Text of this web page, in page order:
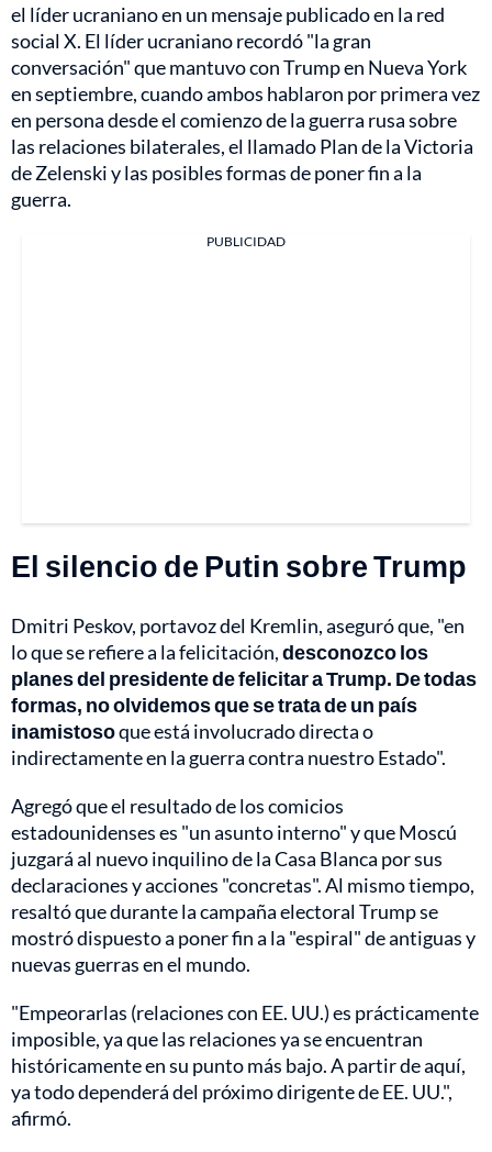
el líder ucraniano en un mensaje publicado en la red
social X. El líder ucraniano recordó "la gran
conversación" que mantuvo con Trump en Nueva York
en septiembre, cuando ambos hablaron por primera vez
en persona desde el comienzo de la guerra rusa sobre
las relaciones bilaterales, el llamado Plan de la Victoria
de Zelenski y las posibles formas de poner fin a la
guerra.
PUBLICIDAD
El silencio de Putin sobre Trump
Dmitri Peskov, portavoz del Kremlin, aseguró que, "en
lo que se refiere a la felicitación,desconozco los
planes del presidente de felicitar a Trump. De todas
formas, no olvidemos que se trata de un país
inamistosoque está involucrado directa o
indirectamente en la guerra contra nuestro Estado".
Agregó que el resultado de los comicios
estadounidenses es "un asunto interno" y que Moscú
juzgará al nuevo inquilino de la Casa Blanca por sus
declaraciones y acciones "concretas". Al mismo tiempo,
resaltó que durante la campaña electoral Trump se
mostró dispuesto a poner fin a la "espiral" de antiguas y
nuevas guerras en el mundo.
"Empeorarlas (relaciones con EE. UU.) es prácticamente
imposible, ya que las relaciones ya se encuentran
históricamente en su punto más bajo. A partir de aquí,
ya todo dependerá del próximo dirigente de EE. UU.",
afirmó.